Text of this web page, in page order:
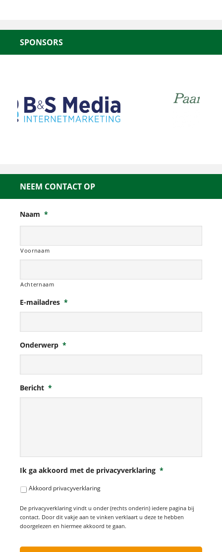
SPONSORS
NEEM CONTACT OP
Naam *
Voornaam
Achternaam
E-mailadres *
Onderwerp *
Bericht *
Ik ga akkoord met de privacyverklaring *
Akkoord privacyverklaring
De privacyverklaring vindt u onder (rechts onderin) iedere pagina bij
contact. Door dit vakje aan te vinken verklaart u deze te hebben
doorgelezen en hiermee akkoord te gaan.